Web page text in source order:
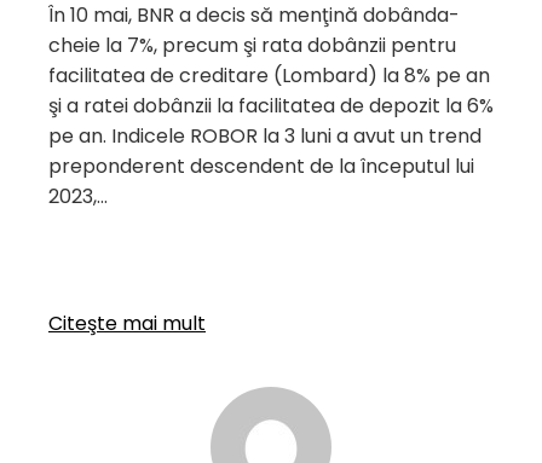
În 10 mai, BNR a decis să menţină dobânda-
cheie la 7%, precum şi rata dobânzii pentru
facilitatea de creditare (Lombard) la 8% pe an
şi a ratei dobânzii la facilitatea de depozit la 6%
pe an. Indicele ROBOR la 3 luni a avut un trend
preponderent descendent de la începutul lui
2023,…
Citeşte mai mult